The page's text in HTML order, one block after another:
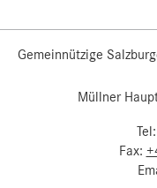
Gemeinnützige
Müllner
Tel:
Fax: